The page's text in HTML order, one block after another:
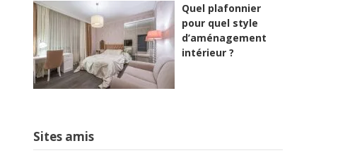
Quel plafonnier
pour quel style
d’aménagement
intérieur ?
Sites amis